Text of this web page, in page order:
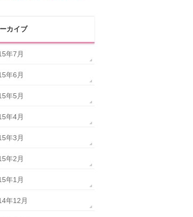
カイブ
年7月
年6月
年5月
年4月
年3月
年2月
年1月
年12月